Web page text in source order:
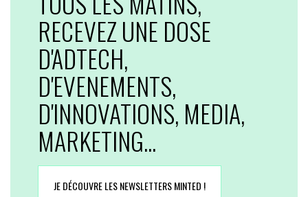
RECEVEZ UNE DOSE
D'ADTECH,
D'EVENEMENTS,
D'INNOVATIONS, MEDIA,
MARKETING...
JE DÉCOUVRE LES NEWSLETTERS MINTED !